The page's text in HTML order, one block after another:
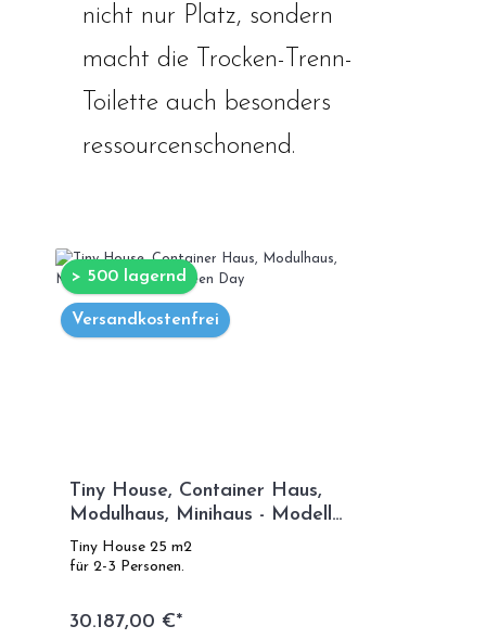
nicht nur Platz, sondern
macht die Trocken-Trenn-
Toilette auch besonders
ressourcenschonend.
> 500 lagernd
Versandkostenfrei
Tiny House, Container Haus,
Modulhaus, Minihaus - Modell
Green Day
Tiny House 25 m2
für 2-3 Personen.
30.187,00 €*